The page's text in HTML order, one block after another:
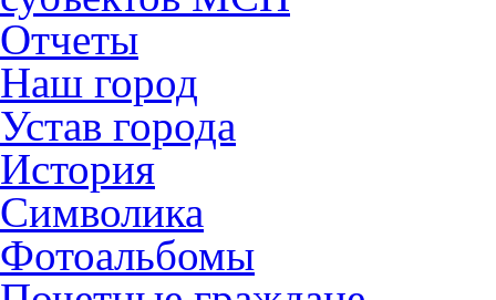
Отчеты
Наш город
Устав города
История
Символика
Фотоальбомы